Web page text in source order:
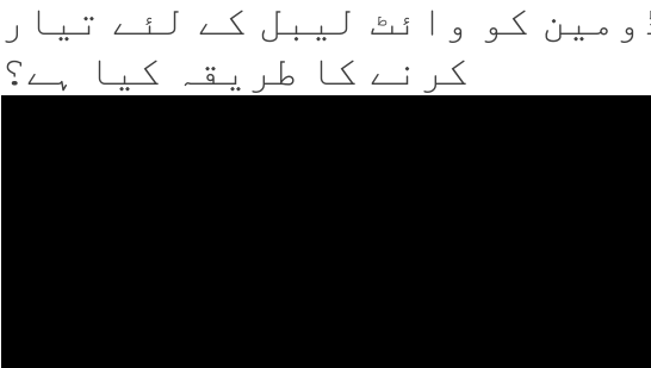
کو وائٹ لیبل کے لئے تیار
کرنے کا طریقہ کیا ہے؟